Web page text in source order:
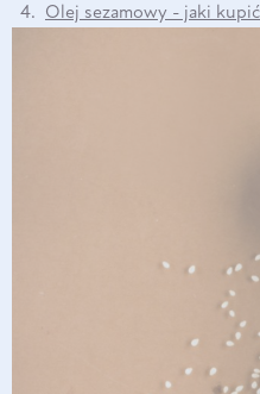
Olej sezamowy - jaki